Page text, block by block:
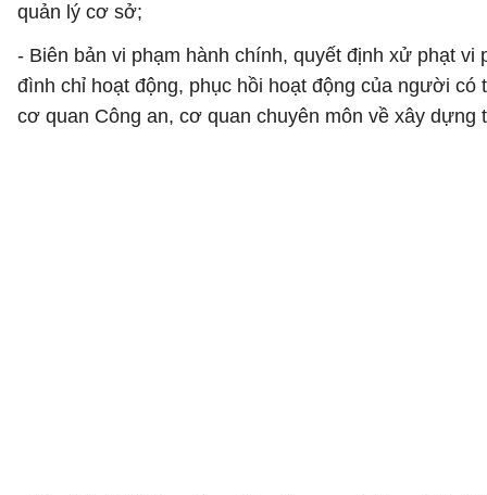
quản lý cơ sở;
- Biên bản vi phạm hành chính, quyết định xử phạt
đình chỉ hoạt động, phục hồi hoạt động của người
cơ quan Công an, cơ quan chuyên môn về xây